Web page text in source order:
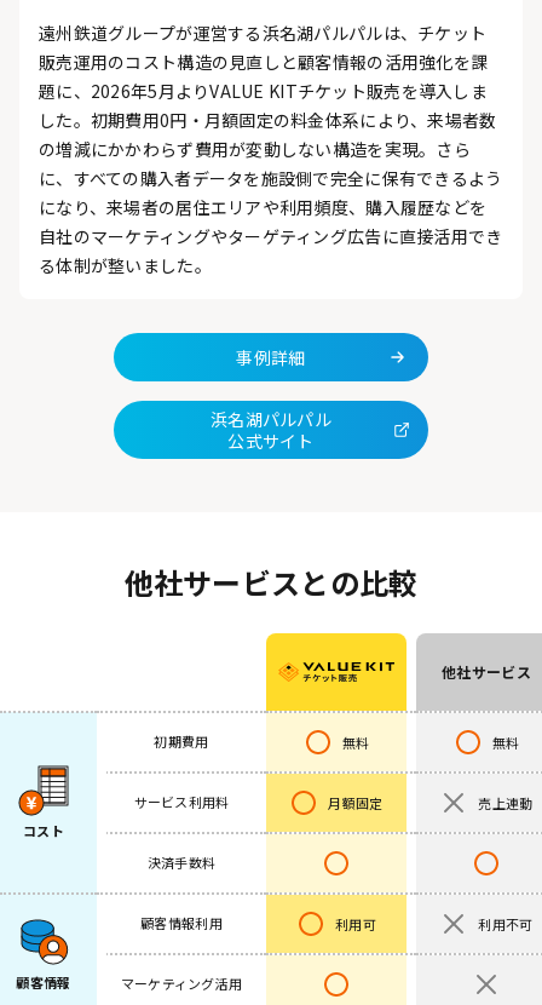
遠州鉄道グループが運営する浜名湖パルパルは、チケット
販売運用のコスト構造の見直しと顧客情報の活用強化を課
題に、2026年5月よりVALUE KITチケット販売を導入しま
した。初期費用0円・月額固定の料金体系により、来場者数
の増減にかかわらず費用が変動しない構造を実現。さら
に、すべての購入者データを施設側で完全に保有できるよう
になり、来場者の居住エリアや利用頻度、購入履歴などを
自社のマーケティングやターゲティング広告に直接活用でき
る体制が整いました。
事例詳細
浜名湖パルパル
公式サイト
他社サービスとの比較
他社サービス
コスト
初期費用 無料 無料
サービス利用料 月額固定 売上連動
決済手数料
顧客情報
顧客情報利用 利用可 利用不可
マーケティング活用